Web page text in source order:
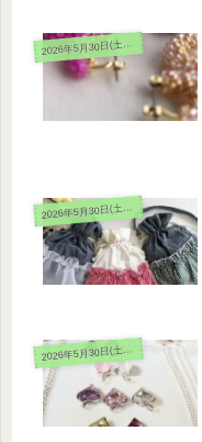
2026年5月30日(土)31日(日)
2026年5月30日(土)31日(日)
2026年5月30日(土)31日(日)